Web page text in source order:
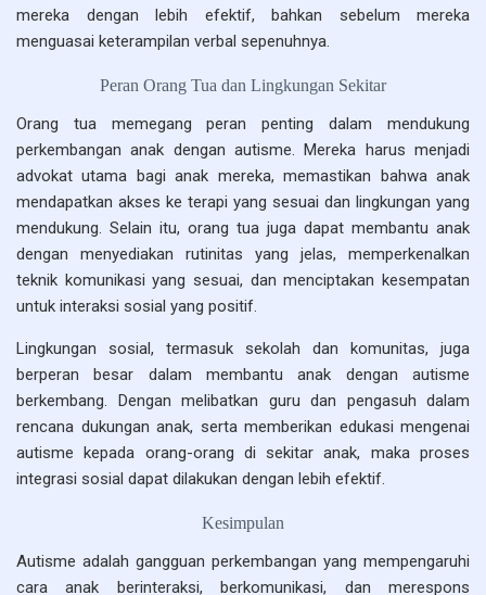
mereka dengan lebih efektif, bahkan sebelum mereka
menguasai keterampilan verbal sepenuhnya.
Peran Orang Tua dan Lingkungan Sekitar
Orang tua memegang peran penting dalam mendukung
perkembangan anak dengan autisme. Mereka harus menjadi
advokat utama bagi anak mereka, memastikan bahwa anak
mendapatkan akses ke terapi yang sesuai dan lingkungan yang
mendukung. Selain itu, orang tua juga dapat membantu anak
dengan menyediakan rutinitas yang jelas, memperkenalkan
teknik komunikasi yang sesuai, dan menciptakan kesempatan
untuk interaksi sosial yang positif.
Lingkungan sosial, termasuk sekolah dan komunitas, juga
berperan besar dalam membantu anak dengan autisme
berkembang. Dengan melibatkan guru dan pengasuh dalam
rencana dukungan anak, serta memberikan edukasi mengenai
autisme kepada orang-orang di sekitar anak, maka proses
integrasi sosial dapat dilakukan dengan lebih efektif.
Kesimpulan
Autisme adalah gangguan perkembangan yang mempengaruhi
cara anak berinteraksi, berkomunikasi, dan merespons